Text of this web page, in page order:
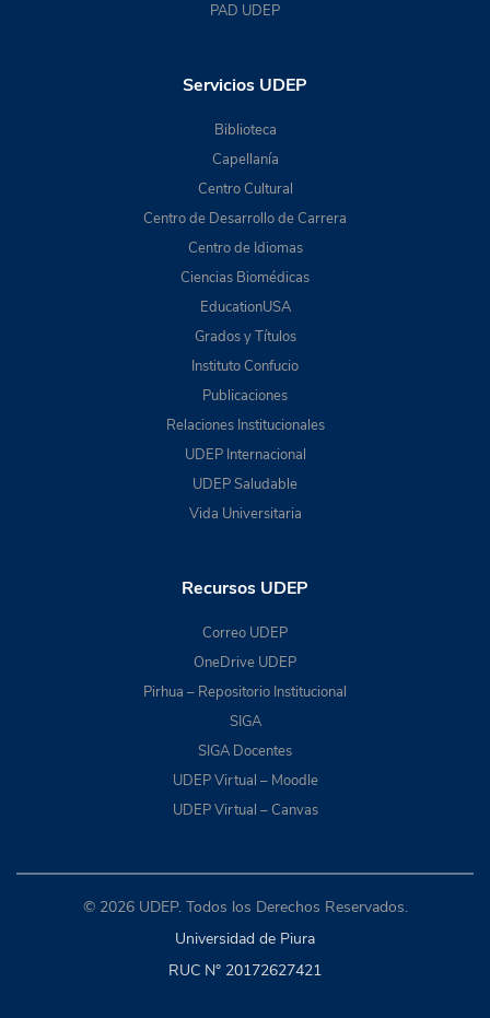
PAD UDEP
Servicios UDEP
Biblioteca
Capellanía
Centro Cultural
Centro de Desarrollo de Carrera
Centro de Idiomas
Ciencias Biomédicas
EducationUSA
Grados y Títulos
Instituto Confucio
Publicaciones
Relaciones Institucionales
UDEP Internacional
UDEP Saludable
Vida Universitaria
Recursos UDEP
Correo UDEP
OneDrive UDEP
Pirhua – Repositorio Institucional
SIGA
SIGA Docentes
UDEP Virtual – Moodle
UDEP Virtual – Canvas
© 2026 UDEP. Todos los Derechos Reservados.
Universidad de Piura
RUC N° 20172627421